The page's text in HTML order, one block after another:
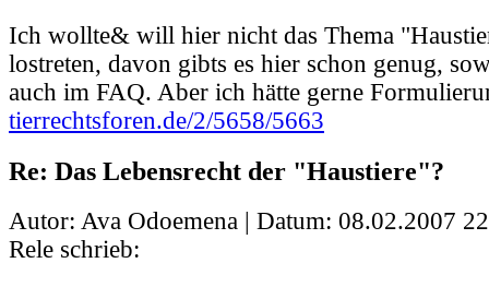
Ich wollte& will hier nicht das Thema
lostreten, davon gibts es hier schon genug,
auch im FAQ. Aber ich hätte gerne
tierrechtsforen.de/2/5658/5663
Re: Das Lebensrecht der "Haustiere"?
Autor: Ava Odoemena | Datum: 08.02.2007
Rele schrieb: